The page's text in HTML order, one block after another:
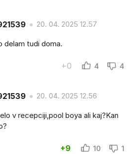
20. 04. 2025 12.57
delam tudi doma.
+0 4 4
20. 04. 2025 12.56
v recepciji,pool boya ali kaj?Kan
+9 10 1